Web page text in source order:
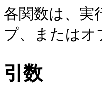
各関数は、実
プ、またはオ
引数